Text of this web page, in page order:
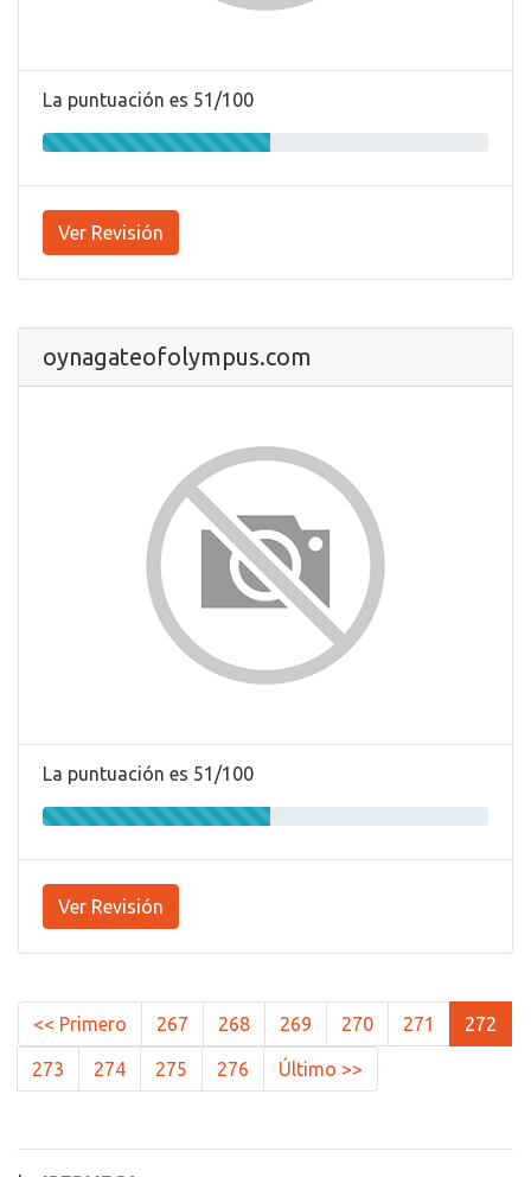
La puntuación es 51/100
Ver Revisión
oynagateofolympus.com
La puntuación es 51/100
Ver Revisión
<< Primero 267 268 269 270 271 272
273 274 275 276 Último >>